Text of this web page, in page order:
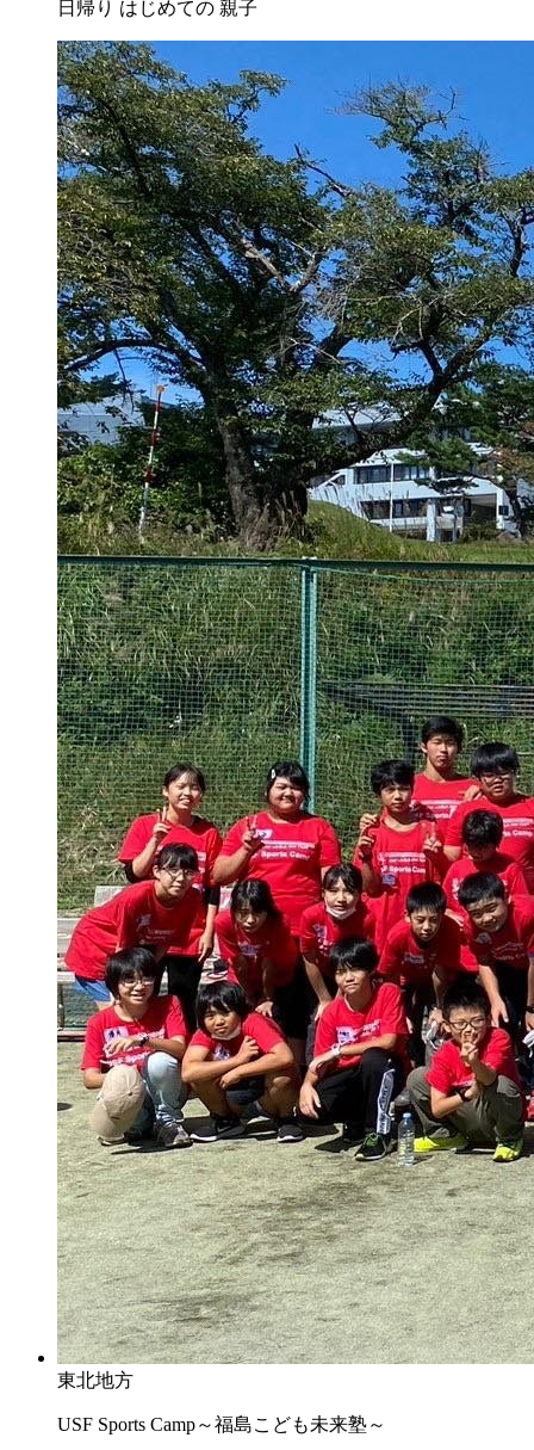
日帰り はじめての 親子
東北地方
USF Sports Camp～福島こども未来塾～